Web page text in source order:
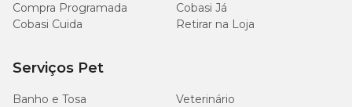
Compra Programada
Cobasi Já
Cobasi Cuida
Retirar na Loja
Serviços Pet
Banho e Tosa
Veterinário